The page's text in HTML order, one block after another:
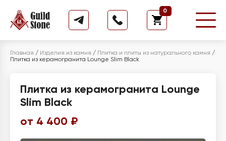
0
Главная / Изделия из камня / Плитка и плиты из натурального камня /
Плитка из керамогранита Lounge Slim Black
Плитка из керамогранита Lounge
Slim Black
от 4 400 ₽